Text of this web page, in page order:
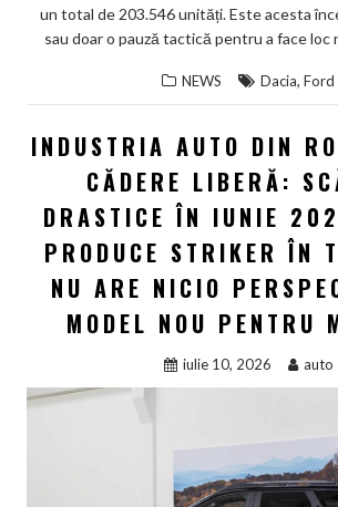
un total de 203.546 unități. Este acesta
sau doar o pauză tactică pentru a face loc
NEWS Dacia, Ford
INDUSTRIA AUTO DIN
CĂDERE LIBERĂ:
DRASTICE ÎN IUNIE
PRODUCE STRIKER ÎN
NU ARE NICIO
MODEL NOU PENTRU
iulie 10, 2026 auto